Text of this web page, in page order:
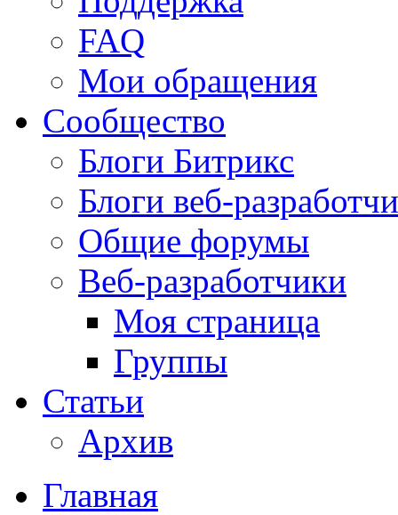
FAQ
Мои обращения
Сообщество
Блоги Битрикс
Блоги веб-
Общие форумы
Веб-разработчики
Моя страница
Группы
Статьи
Архив
Главная